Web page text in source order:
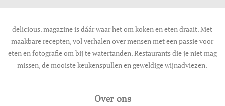
delicious. magazine is dáár waar het om koken en eten draait. Met
maakbare recepten, vol verhalen over mensen met een passie voor
eten en fotografie om bij te watertanden. Restaurants die je niet mag
missen, de mooiste keukenspullen en geweldige wijnadviezen.
Over ons